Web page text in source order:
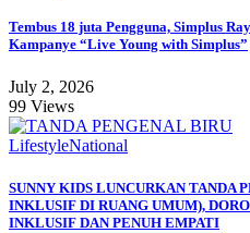
Tembus 18 juta Pengguna, Simplus
Kampanye “Live Young with Simplus”
July 2, 2026
99 Views
LifestyleNational
SUNNY KIDS LUNCURKAN TANDA
INKLUSIF DI RUANG UMUM),
INKLUSIF DAN PENUH EMPATI